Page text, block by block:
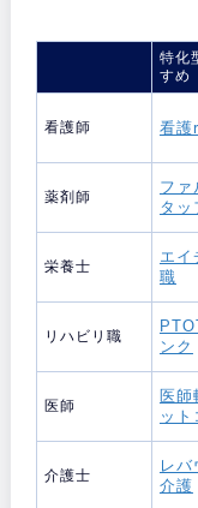
特化
すめ
看護師 看護
薬剤師
ファ
タッ
栄養士
エイ
職
リハビリ職
ンク
医師
医師
ット
介護士
レバ
介護